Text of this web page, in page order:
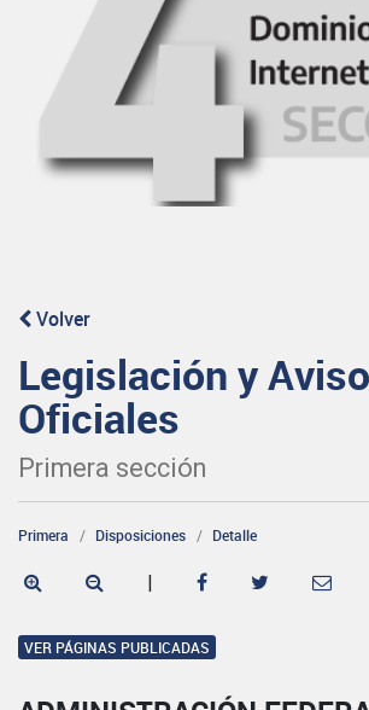
Volver
Legislación y
Oficiales
Primera sección
Primera Disposiciones Detalle
|
VER PÁGINAS PUBLICADAS